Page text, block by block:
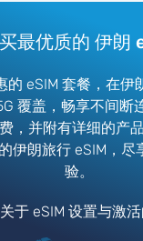
最优质的 伊朗
的 eSIM 套餐，在伊
覆盖，畅享不间断
，并附有详细的产
伊朗旅行 eSIM，尽
验。
于 eSIM 设置与激